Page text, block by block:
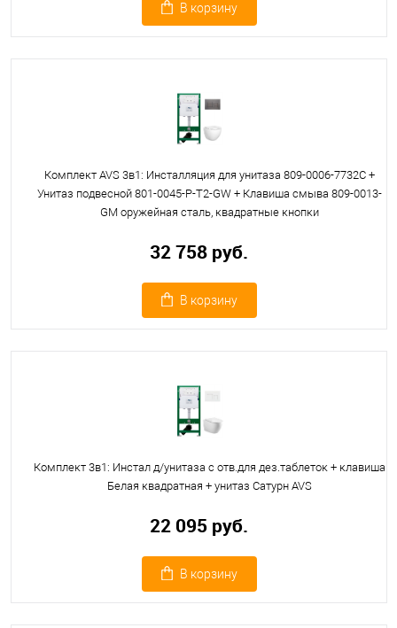
В корзину
Комплект AVS 3в1: Инсталляция для унитаза 809-0006-7732C +
Унитаз подвесной 801-0045-P-T2-GW + Клавиша смыва 809-0013-
GM оружейная сталь, квадратные кнопки
32 758 руб.
В корзину
Комплект 3в1: Инстал д/унитаза с отв.для дез.таблеток + клавиша
Белая квадратная + унитаз Сатурн AVS
22 095 руб.
В корзину